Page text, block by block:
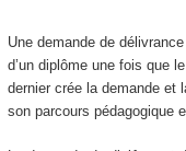
Une demande de
d’un diplôme une fois que
dernier crée la demande et
son parcours pédagogique